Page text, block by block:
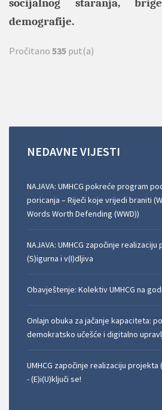
socijalnog staranja,
demografije.
Pročitano 535 put(a)
NEDAVNE VIJESTI
NAJAVA: UMHCG pokreće program
poricanja – Riječi koje vrijedi braniti
Words Worth Defending (WWD))
NAJAVA: UMHCG započinje
(S)igurna i v(I)dljiva
Obavještenje: Kolektiv UMHCG na
Onlajn obuka za jačanje kapaciteta:
demokratsko učešće i digitalno
UMHCG započinje realizaciju projekta
- (E)i(U)ključi se!